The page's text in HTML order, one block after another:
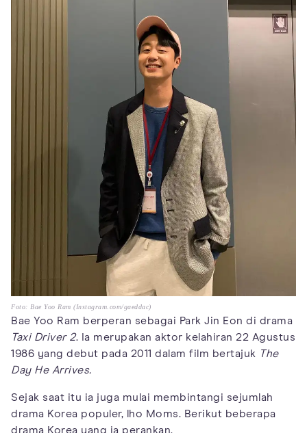
Foto: Bae Yoo Ram (Instagram.com/gaeddac)
Bae Yoo Ram berperan sebagai Park Jin Eon di drama
Taxi Driver 2. Ia merupakan aktor kelahiran 22 Agustus
1986 yang debut pada 2011 dalam film bertajuk The
Day He Arrives.
Sejak saat itu ia juga mulai membintangi sejumlah
drama Korea populer, lho Moms. Berikut beberapa
drama Korea yang ia perankan.